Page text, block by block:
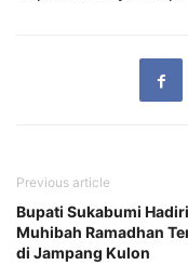
Previous article
Bupati Sukabumi Hadiri
Muhibah Ramadhan
di Jampang Kulon